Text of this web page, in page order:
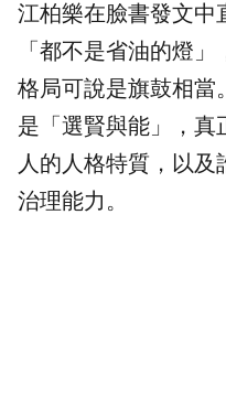
江柏樂在臉書發文中
「都不是省油的燈
格局可說是旗鼓相當
是「選賢與能」，真
人的人格特質，以
治理能力。